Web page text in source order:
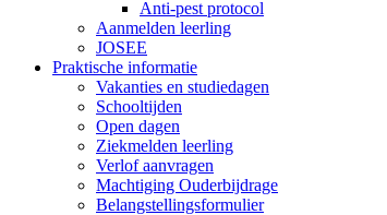
Anti-pest protocol
Aanmelden leerling
JOSEE
Praktische informatie
Vakanties en studiedagen
Schooltijden
Open dagen
Ziekmelden leerling
Verlof aanvragen
Machtiging Ouderbijdrage
Belangstellingsformulier